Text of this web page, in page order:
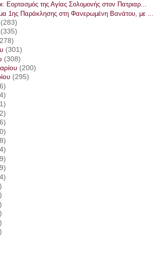
Εορτασμός της Αγίας Σολομονής στον Πατριαρ...
1ης Παράκλησης στη Φανερωμένη Βανάτου, με ...
(283)
(335)
(301)
(308)
(200)
(295)